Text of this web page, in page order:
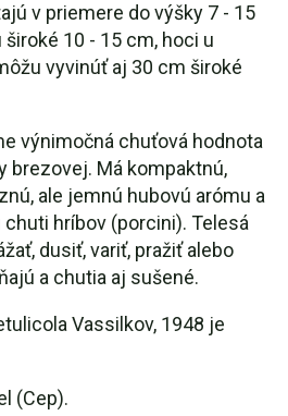
v priemere do výšky 7 - 15
10 - 15 cm, hoci u
vyvinúť aj 30 cm široké
výnimočná chuťová hodnota
brezovej. Má kompaktnú,
ale jemnú hubovú arómu a
hríbov (porcini). Telesá
dusiť, variť, pražiť alebo
a chutia aj sušené.
Vassilkov, 1948 je
(Cep).